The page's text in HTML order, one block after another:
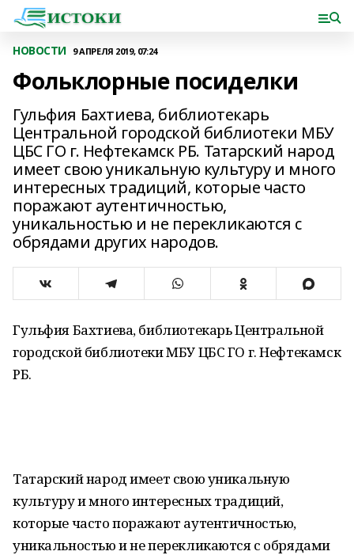
НОВОСТИ 9 АПРЕЛЯ 2019, 07:24
Фольклорные посиделки
Гульфия Бахтиева, библиотекарь
Центральной городской библиотеки МБУ
ЦБС ГО г. Нефтекамск РБ. Татарский народ
имеет свою уникальную культуру и много
интересных традиций, которые часто
поражают аутентичностью,
уникальностью и не перекликаются с
обрядами других народов.
Гульфия Бахтиева, библиотекарь Центральной
городской библиотеки МБУ ЦБС ГО г. Нефтекамск
РБ.
Татарский народ имеет свою уникальную
культуру и много интересных традиций,
которые часто поражают аутентичностью,
уникальностью и не перекликаются с обрядами